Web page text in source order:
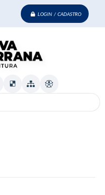
LOGIN / CADASTRO